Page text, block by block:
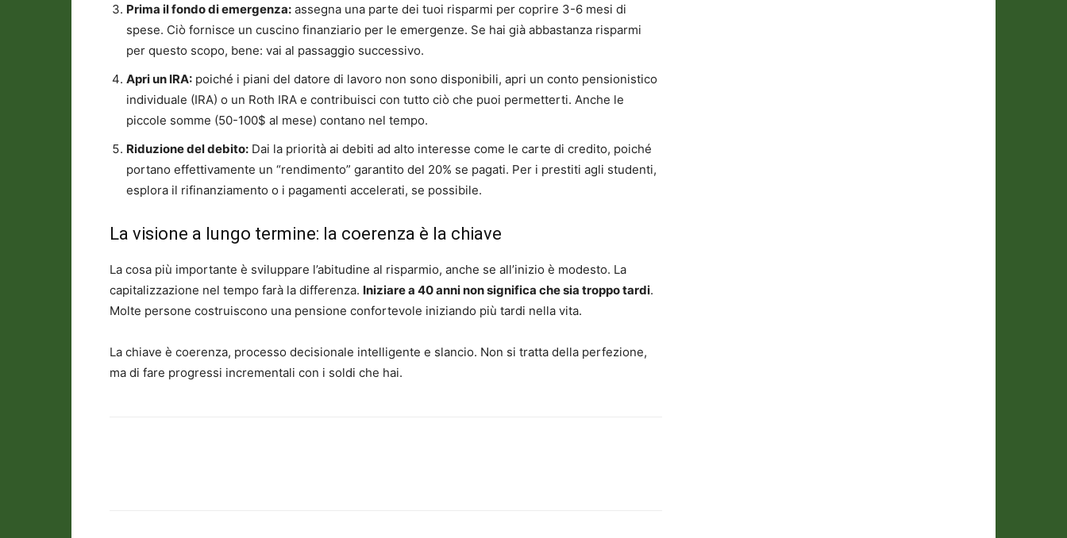
Prima il fondo di emergenza: assegna una parte dei tuoi risparmi per coprire 3-6 mesi di
spese. Ciò fornisce un cuscino finanziario per le emergenze. Se hai già abbastanza risparmi
per questo scopo, bene: vai al passaggio successivo.
Apri un IRA: poiché i piani del datore di lavoro non sono disponibili, apri un conto pensionistico
individuale (IRA) o un Roth IRA e contribuisci con tutto ciò che puoi permetterti. Anche le
piccole somme (50-100$ al mese) contano nel tempo.
Riduzione del debito: Dai la priorità ai debiti ad alto interesse come le carte di credito, poiché
portano effettivamente un “rendimento” garantito del 20% se pagati. Per i prestiti agli studenti,
esplora il rifinanziamento o i pagamenti accelerati, se possibile.
La visione a lungo termine: la coerenza è la chiave
La cosa più importante è sviluppare l’abitudine al risparmio, anche se all’inizio è modesto. La
capitalizzazione nel tempo farà la differenza. Iniziare a 40 anni non significa che sia troppo tardi.
Molte persone costruiscono una pensione confortevole iniziando più tardi nella vita.
La chiave è coerenza, processo decisionale intelligente e slancio. Non si tratta della perfezione,
ma di fare progressi incrementali con i soldi che hai.